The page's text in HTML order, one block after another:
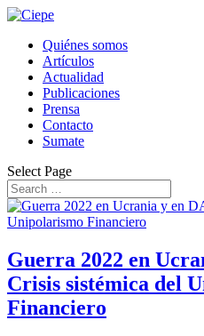
Quiénes somos
Artículos
Actualidad
Publicaciones
Prensa
Contacto
Sumate
Select Page
Guerra 2022 en
Crisis sistémica del
Financiero